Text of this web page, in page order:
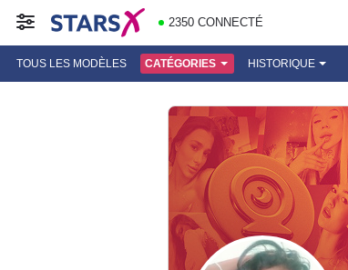
2350 CONNECTÉ
TOUS LES MODÈLES CATÉGORIES HISTORIQUE